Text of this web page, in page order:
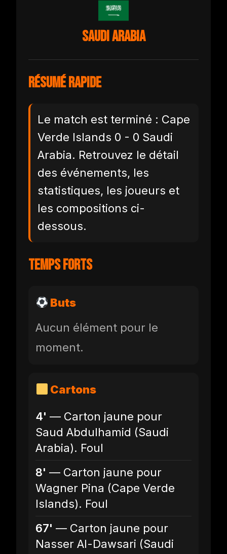
Saudi Arabia
Résumé rapide
Le match est terminé : Cape
Verde Islands 0 - 0 Saudi
Arabia. Retrouvez le détail
des événements, les
statistiques, les joueurs et
les compositions ci-
dessous.
Temps forts
Buts
Aucun élément pour le
moment.
Cartons
4' — Carton jaune pour
Saud Abdulhamid (Saudi
Arabia). Foul
8' — Carton jaune pour
Wagner Pina (Cape Verde
Islands). Foul
67' — Carton jaune pour
Nasser Al-Dawsari (Saudi